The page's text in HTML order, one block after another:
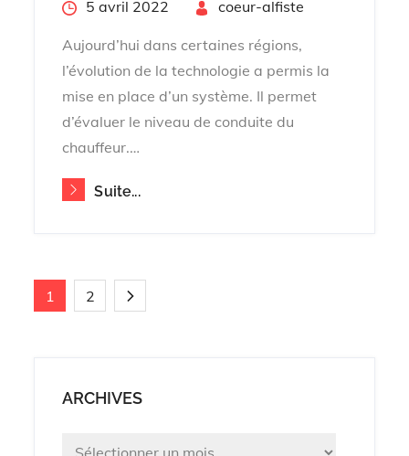
Posted5 avril 2022 coeur-alfiste
Aujourd’hui dans certaines régions,
l’évolution de la technologie a permis la
mise en place d’un système. Il permet
d’évaluer le niveau de conduite du
chauffeur.…
Suite...
Pagination
1 2
ARCHIVES
Archives